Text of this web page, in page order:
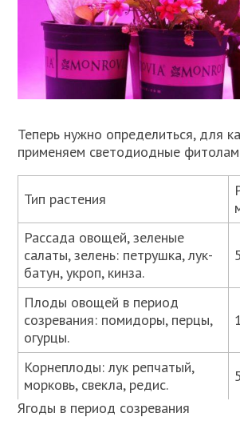
Теперь нужно определиться, для
применяем светодиодные
Тип растения
Рассада овощей, зеленые
салаты, зелень: петрушка, лук-
батун, укроп, кинза.
Плоды овощей в период
созревания: помидоры, перцы,
огурцы.
Корнеплоды: лук репчатый,
морковь, свекла, редис.
Ягоды в период созревания